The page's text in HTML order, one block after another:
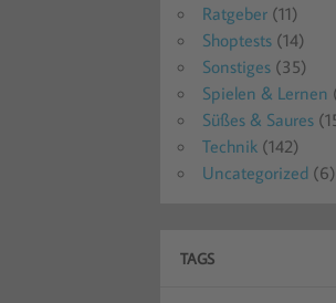
Ratgeber (11)
Shoptests (14)
Sonstiges (35)
Spielen & Lernen
Süßes & Saures
Technik (142)
Uncategorized (6)
TAGS